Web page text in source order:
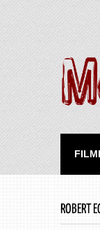
ROBERT